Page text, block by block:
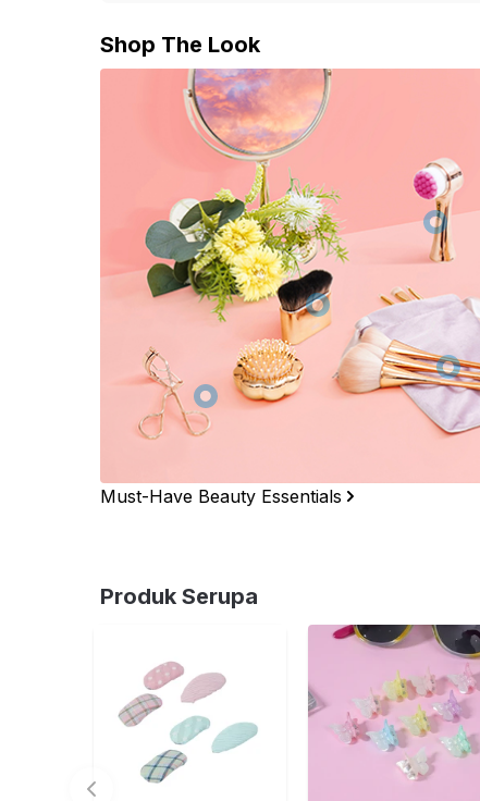
Nama Komoditas:
Shop The Look
Must-Have Beauty Essentials
Produk Serupa